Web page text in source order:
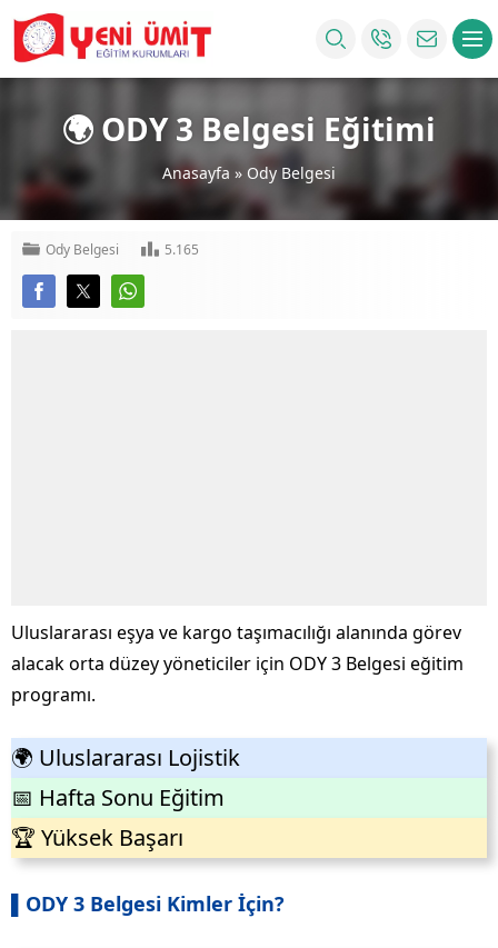
🌍 ODY 3 Belgesi Eğitimi
Anasayfa » Ody Belgesi
Ody Belgesi 5.165
Uluslararası eşya ve kargo taşımacılığı alanında görev
alacak orta düzey yöneticiler için ODY 3 Belgesi eğitim
programı.
🌍 Uluslararası Lojistik
📅 Hafta Sonu Eğitim
🏆 Yüksek Başarı
▌ODY 3 Belgesi Kimler İçin?